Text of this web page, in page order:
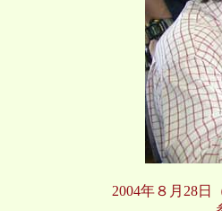
2004年８月28日